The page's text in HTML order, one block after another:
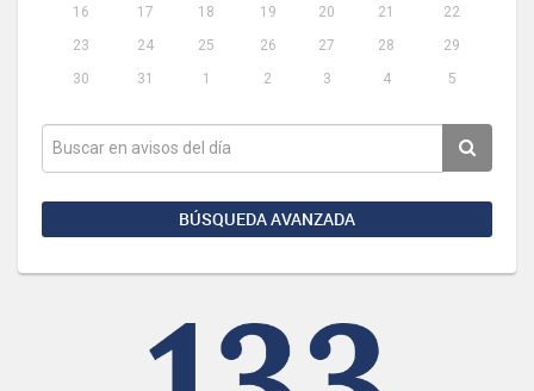
16
17 18 19 20 21
22
23
24 25 26 27 28
29
30
31 1 2 3 4 5
BÚSQUEDA AVANZADA